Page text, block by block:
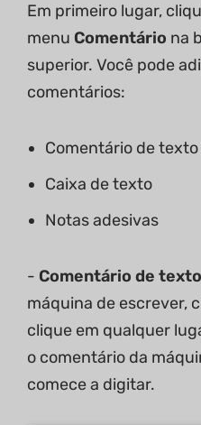
Em primeiro lugar,
menu Comentário na
superior. Você pode
comentários:
Comentário de
Caixa de texto
Notas adesivas
- Comentário de texto
máquina de escrever,
clique em qualquer
o comentário da
comece a digitar.